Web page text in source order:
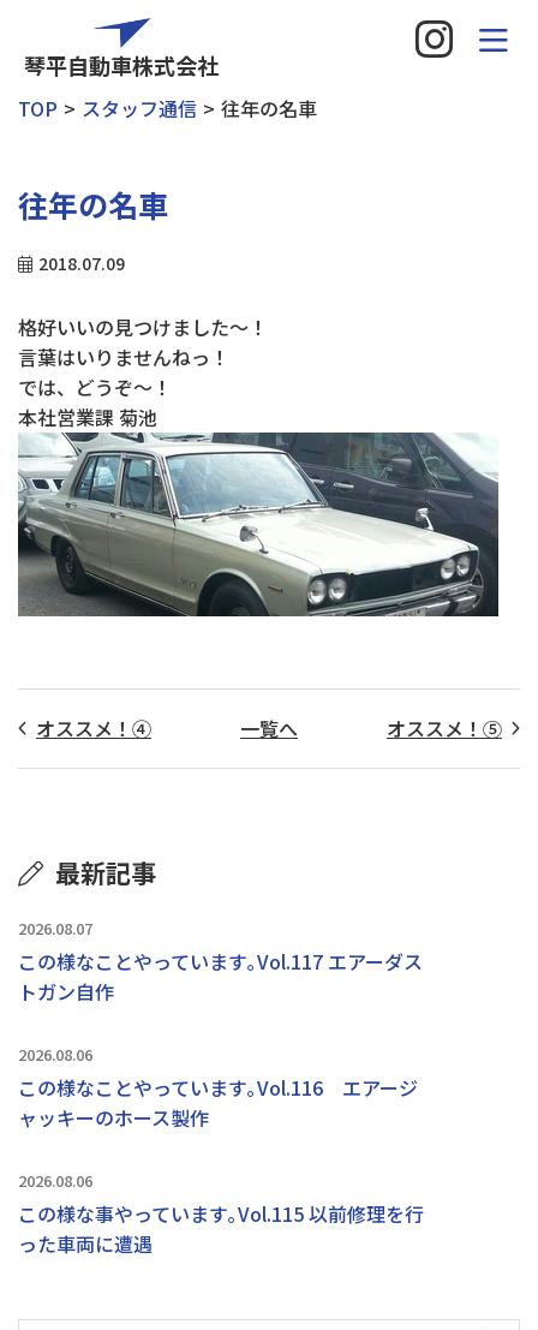
琴平自動車株式会社
TOP スタッフ通信 往年の名車
往年の名車
2018.07.09
格好いいの見つけました～！
言葉はいりませんねっ！
では、どうぞ～！
本社営業課 菊池
オススメ！④ 一覧へ オススメ！⑤
最新記事
2026.08.07
この様なことやっています｡Vol.117 エアーダス
トガン自作
2026.08.06
この様なことやっています｡Vol.116 エアージ
ャッキーのホース製作
2026.08.06
この様な事やっています｡Vol.115 以前修理を行
った車両に遭遇